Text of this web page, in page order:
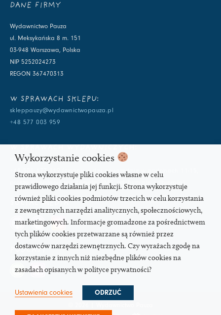
DANE FIRMY
Wydawnictwo Pauza
ul. Meksykańska 8 m. 151
03-948 Warszawa, Polska
NIP 5252024273
REGON 367470313
W SPRAWACH SKLEPU:
skleppauzy@wydawnictwopauza.pl
+48 577 003 959
info@wydawnictwopauza.pl
+48 501 177 119 (czynny w dni powszednie w godzinach 11-15,
proszę o wysłanie wiadomości SMS, gdybym nie odbierała)
SOCIAL MEDIA
PODCAST
Wykorzystanie cookies
Strona wykorzystuje pliki cookies własne w celu
prawidłowego działania jej funkcji. Strona wykorzystuje
również pliki cookies podmiotów trzecich w celu korzystania
z zewnętrznych narzędzi analitycznych, społecznościowych,
marketingowych. Informacje gromadzone za pośrednictwem
tych plików cookies przetwarzane są również przez
dostawców narzędzi zewnętrznych. Czy wyrażach zgodę na
korzystanie z innych niż niezbędne plików cookies na
zasadach opisanych w polityce prywatności?
Ustawienia cookies ODRZUĆ